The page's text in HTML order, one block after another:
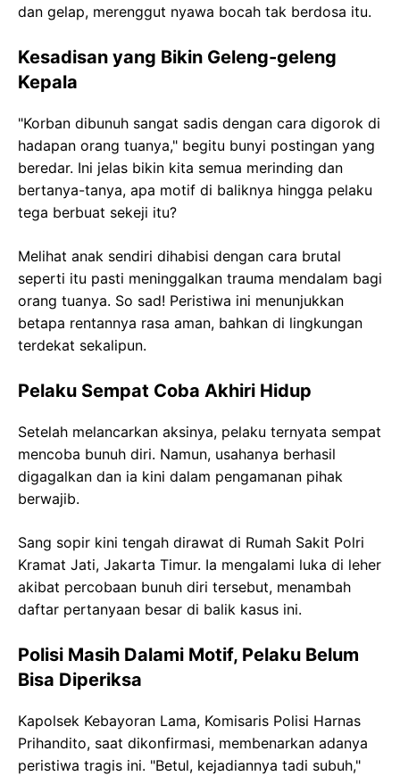
dan gelap, merenggut nyawa bocah tak berdosa itu.
Kesadisan yang Bikin Geleng-geleng
Kepala
"Korban dibunuh sangat sadis dengan cara digorok di
hadapan orang tuanya," begitu bunyi postingan yang
beredar. Ini jelas bikin kita semua merinding dan
bertanya-tanya, apa motif di baliknya hingga pelaku
tega berbuat sekeji itu?
Melihat anak sendiri dihabisi dengan cara brutal
seperti itu pasti meninggalkan trauma mendalam bagi
orang tuanya. So sad! Peristiwa ini menunjukkan
betapa rentannya rasa aman, bahkan di lingkungan
terdekat sekalipun.
Pelaku Sempat Coba Akhiri Hidup
Setelah melancarkan aksinya, pelaku ternyata sempat
mencoba bunuh diri. Namun, usahanya berhasil
digagalkan dan ia kini dalam pengamanan pihak
berwajib.
Sang sopir kini tengah dirawat di Rumah Sakit Polri
Kramat Jati, Jakarta Timur. Ia mengalami luka di leher
akibat percobaan bunuh diri tersebut, menambah
daftar pertanyaan besar di balik kasus ini.
Polisi Masih Dalami Motif, Pelaku Belum
Bisa Diperiksa
Kapolsek Kebayoran Lama, Komisaris Polisi Harnas
Prihandito, saat dikonfirmasi, membenarkan adanya
peristiwa tragis ini. "Betul, kejadiannya tadi subuh,"